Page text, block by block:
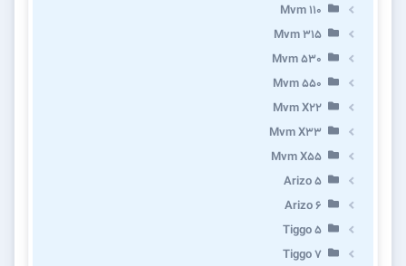
Mvm 110
Mvm 315
Mvm 530
Mvm 550
Mvm X22
Mvm X33
Mvm X55
Arizo 5
Arizo 6
Tiggo 5
Tiggo 7